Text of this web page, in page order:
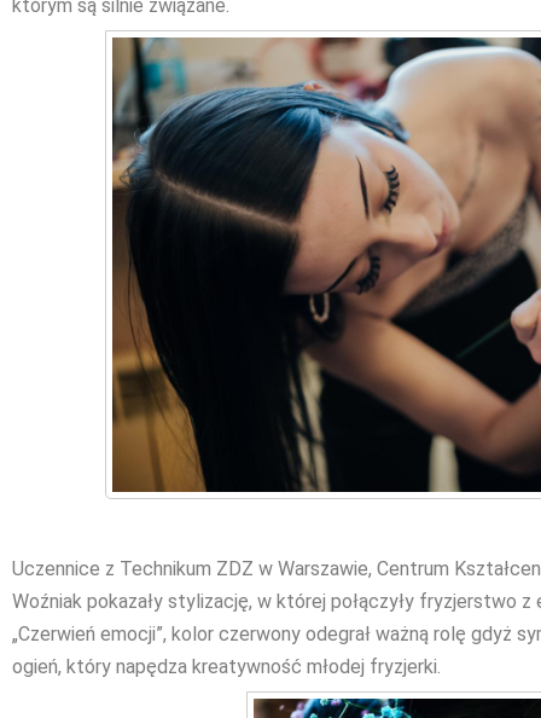
którym są silnie związane.
Uczennice z Technikum ZDZ w Warszawie, Centrum
Woźniak pokazały stylizację, w której połączyły fryzjerstwo
„Czerwień emocji”, kolor czerwony odegrał ważną rolę gdyż
ogień, który napędza kreatywność młodej fryzjerki.